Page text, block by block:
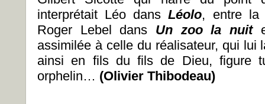
interprétait Léo dansLéolo, entre la
Roger Lebel dans Un zoo la nuit
assimilée à celle du réalisateur, qui lui
ainsi en fils du fils de Dieu, figure
orphelin… (Olivier Thibodeau)